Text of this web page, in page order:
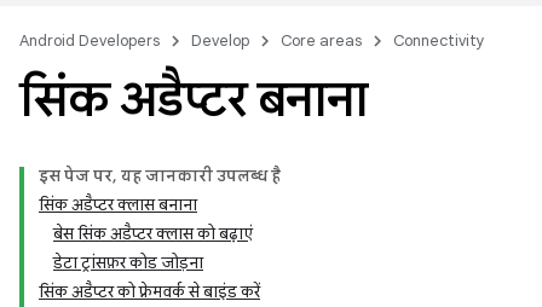
Android Developers Develop Core areas Connectivity
सिंक अडैप्टर बनाना
इस पेज पर, यह जानकारी उपलब्ध है
सिंक अडैप्टर क्लास बनाना
बेस सिंक अडैप्टर क्लास को बढ़ाएं
डेटा ट्रांसफ़र कोड जोड़ना
सिंक अडैप्टर को फ़्रेमवर्क से बाइंड करें